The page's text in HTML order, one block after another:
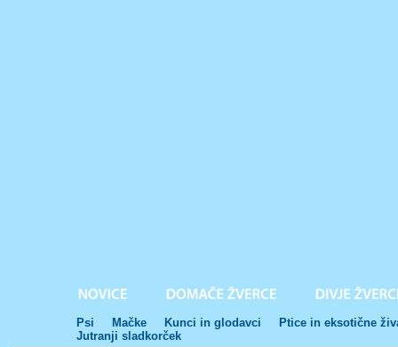
Psi Mačke Kunci in glodavci
Ptice in eksotične
Jutranji sladkorček